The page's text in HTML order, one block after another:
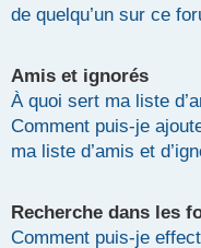
de quelqu’un sur ce
Amis et ignorés
À quoi sert ma liste
Comment puis-je
ma liste d’amis et
Recherche dans les
Comment puis-je